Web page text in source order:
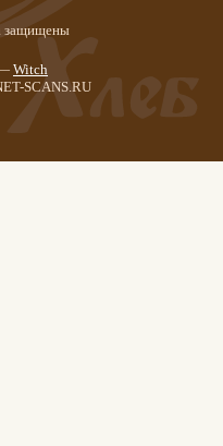
защищены
Witch
SCANS.RU